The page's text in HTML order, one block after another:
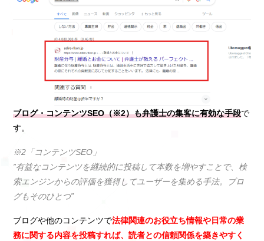
ブログ・コンテンツSEO（※2）も弁護士の集客に有効な手段で
す。
※2「コンテンツSEO」
”有益なコンテンツを継続的に投稿して本数を増やすことで、検
索エンジンからの評価を獲得してユーザーを集める手法。ブロ
グもそのひとつ”
ブログや他のコンテンツで法律関連のお役立ち情報や日常の業
務に関する内容を投稿すれば、読者との信頼関係を築きやすく